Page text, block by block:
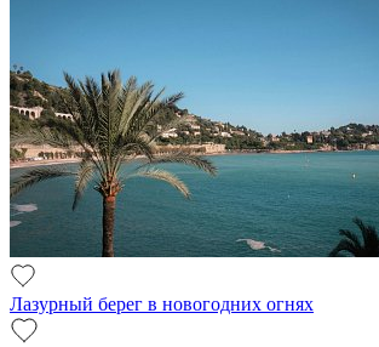
Лазурный берег в новогодних огнях